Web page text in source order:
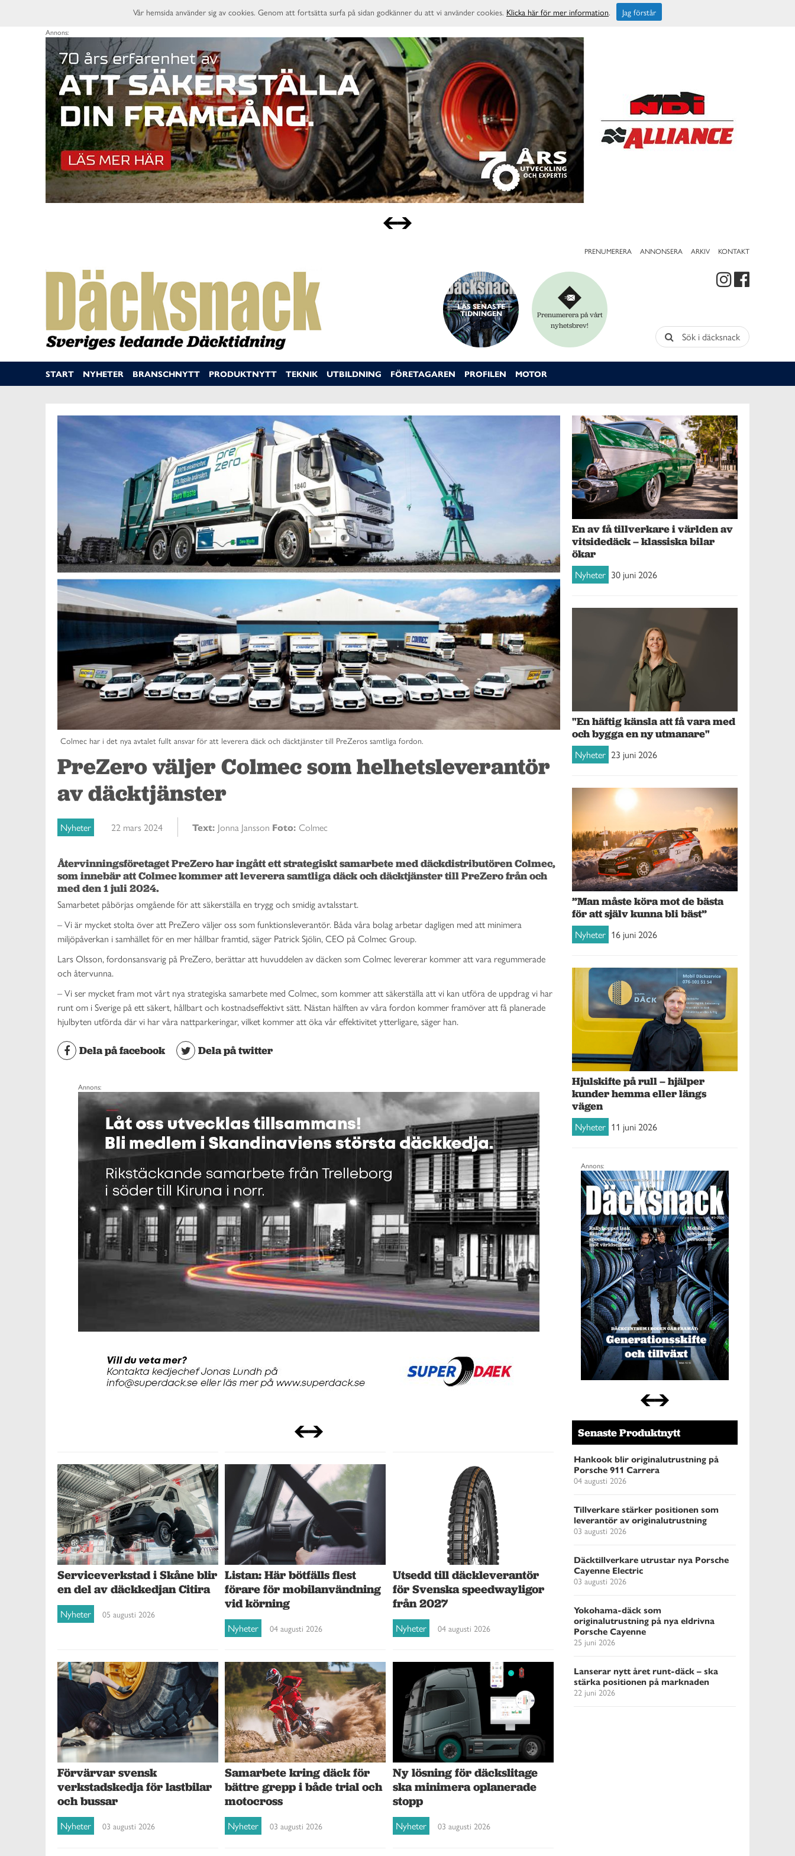
Annons:
PRENUMERERA ANNONSERA ARKIV KONTAKT
LÄS SENASTE
TIDNINGEN
Prenumerera på vårt
nyhetsbrev!
Sök i däcksnack
START NYHETER BRANSCHNYTT PRODUKTNYTT TEKNIK UTBILDNING FÖRETAGAREN PROFILEN MOTOR
Colmec har i det nya avtalet fullt ansvar för att leverera däck och däcktjänster till PreZeros samtliga fordon.
PreZero väljer Colmec som helhetsleverantör
av däcktjänster
Nyheter 22 mars 2024 Text: Jonna Jansson Foto: Colmec
Återvinningsföretaget PreZero har ingått ett strategiskt samarbete med däckdistributören Colmec,
som innebär att Colmec kommer att leverera samtliga däck och däcktjänster till PreZero från och
med den 1 juli 2024.
Samarbetet påbörjas omgående för att säkerställa en trygg och smidig avtalsstart.
– Vi är mycket stolta över att PreZero väljer oss som funktionsleverantör. Båda våra bolag arbetar dagligen med att minimera
miljöpåverkan i samhället för en mer hållbar framtid, säger Patrick Sjölin, CEO på Colmec Group.
Lars Olsson, fordonsansvarig på PreZero, berättar att huvuddelen av däcken som Colmec levererar kommer att vara regummerade
och återvunna.
– Vi ser mycket fram mot vårt nya strategiska samarbete med Colmec, som kommer att säkerställa att vi kan utföra de uppdrag vi har
runt om i Sverige på ett säkert, hållbart och kostnadseffektivt sätt. Nästan hälften av våra fordon kommer framöver att få planerade
hjulbyten utförda där vi har våra nattparkeringar, vilket kommer att öka vår effektivitet ytterligare, säger han.
Dela på facebook Dela på twitter
Annons:
Serviceverkstad i Skåne blir
en del av däckkedjan Citira
Nyheter 05 augusti 2026
Listan: Här bötfälls flest
förare för mobilanvändning
vid körning
Nyheter 04 augusti 2026
Utsedd till däckleverantör
för Svenska speedwayligor
från 2027
Nyheter 04 augusti 2026
Förvärvar svensk
verkstadskedja för lastbilar
och bussar
Nyheter 03 augusti 2026
Samarbete kring däck för
bättre grepp i både trial och
motocross
Nyheter 03 augusti 2026
Ny lösning för däckslitage
ska minimera oplanerade
stopp
Nyheter 03 augusti 2026
En av få tillverkare i världen av
vitsidedäck – klassiska bilar
ökar
Nyheter 30 juni 2026
"En häftig känsla att få vara med
och bygga en ny utmanare"
Nyheter 23 juni 2026
”Man måste köra mot de bästa
för att själv kunna bli bäst”
Nyheter 16 juni 2026
Hjulskifte på rull – hjälper
kunder hemma eller längs
vägen
Nyheter 11 juni 2026
Annons:
Senaste Produktnytt
Hankook blir originalutrustning på
Porsche 911 Carrera
04 augusti 2026
Tillverkare stärker positionen som
leverantör av originalutrustning
03 augusti 2026
Däcktillverkare utrustar nya Porsche
Cayenne Electric
03 augusti 2026
Yokohama-däck som
originalutrustning på nya eldrivna
Porsche Cayenne
25 juni 2026
Lanserar nytt året runt-däck – ska
stärka positionen på marknaden
22 juni 2026
Vår hemsida använder sig av cookies. Genom att fortsätta surfa på sidan godkänner du att vi använder cookies. Klicka här för mer information. Jag förstår